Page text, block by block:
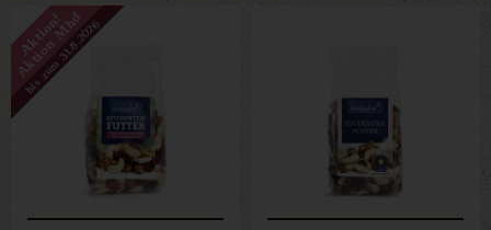
Aktion!
Aktion Mhd
bis zum 31.8.2026